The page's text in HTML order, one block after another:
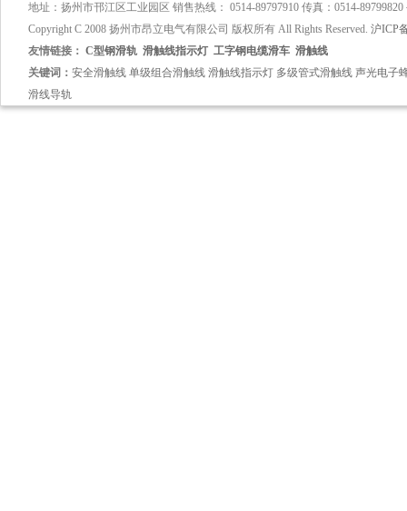
地址：扬州市邗江区工业园区 销售热线： 0514-89797910 传真：0514-
Copyright C 2008 扬州市昂立电气有限公司 版权所有 All Rights Reserved. 沪ICP
友情链接： C型钢滑轨 滑触线指示灯 工字钢电缆滑车 滑触线
关键词： 安全滑触线 单级组合滑触线 滑触线指示灯 多级管式滑触线 声光电子
滑线导轨